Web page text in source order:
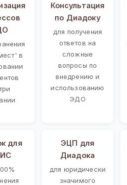
в
Консультация
по Диадоку
для получения
ответов на
сложные
вопросы по
внедрению и
использованию
ЭДО
для
ЭЦП для
Диадока
для юридически
значимого